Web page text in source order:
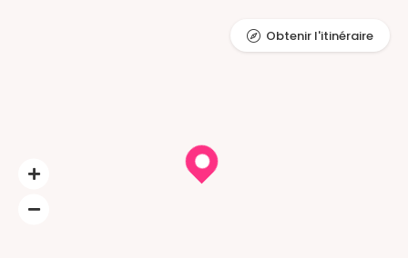
Obtenir l'itinéraire